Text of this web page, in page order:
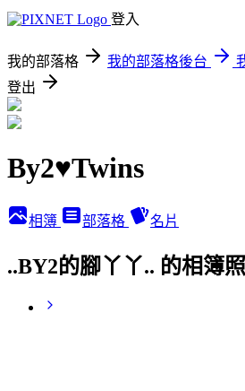
登入
我的部落格 我的部落格後台
登出
By2♥Twins
相簿 部落格 名片
..BY2的腳丫丫.. 的相簿